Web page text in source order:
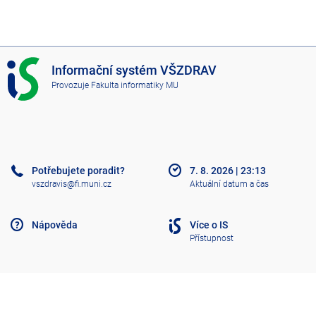
I
S
V
A
Informační systém VŠZDRAV
Provozuje Fakulta informatiky MU
Potřebujete poradit?
vszdravis@fi.muni.cz
Nápověda
7. 8. 2026 | 23:13
Aktuální datum a čas
Více o IS
Přístupnost